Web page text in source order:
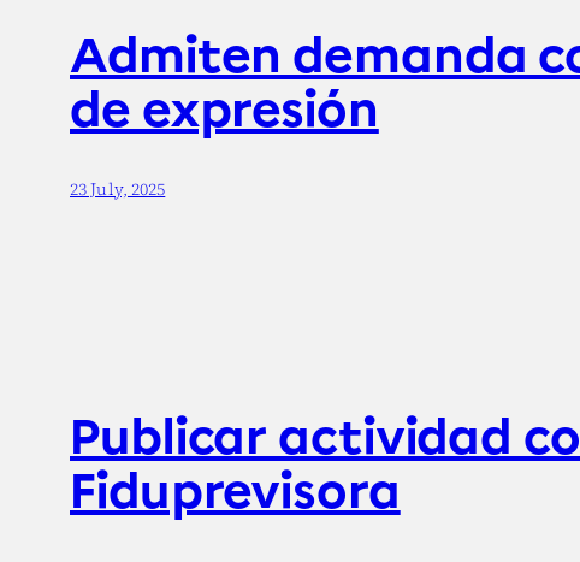
Admiten demanda
de expresión
23 July, 2025
Publicar actividad
Fiduprevisora